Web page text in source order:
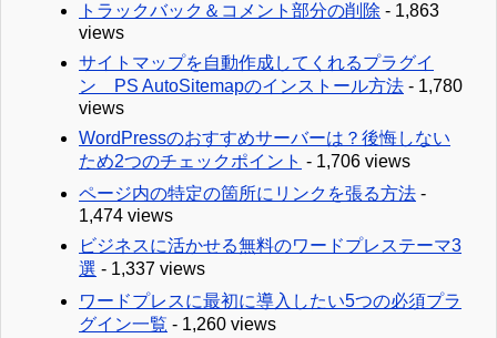
トラックバック＆コメント部分の削除 - 1,863
views
サイトマップを自動作成してくれるプラグイ
ン PS AutoSitemapのインストール方法 - 1,780
views
WordPressのおすすめサーバーは？後悔しない
ため2つのチェックポイント - 1,706 views
ページ内の特定の箇所にリンクを張る方法 -
1,474 views
ビジネスに活かせる無料のワードプレステーマ3
選 - 1,337 views
ワードプレスに最初に導入したい5つの必須プラ
グイン一覧 - 1,260 views